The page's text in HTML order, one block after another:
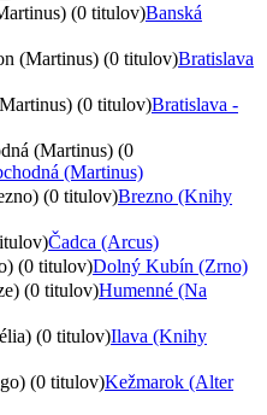
(0 titulov)Banská
(Martinus) (0 titulov)Bratislava
(0 titulov)Bratislava -
(Martinus) (0
(Martinus)
(0 titulov)Brezno (Knihy
Čadca (Arcus)
(0 titulov)Dolný Kubín (Zrno)
(0 titulov)Humenné (Na
(0 titulov)Ilava (Knihy
(0 titulov)Kežmarok (Alter